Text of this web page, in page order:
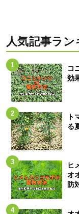
人気記事ラ
コ
効
ト
る
ヒ
オ
防